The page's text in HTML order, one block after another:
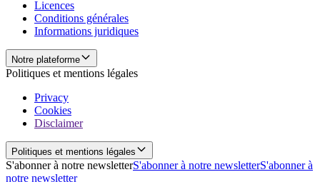
Licences
Conditions générales
Informations juridiques
Notre plateforme
Politiques et mentions légales
Privacy
Cookies
Disclaimer
Politiques et mentions légales
S'abonner à notre newsletterS'abonner à notre newsletterS'abonner à
notre newsletter